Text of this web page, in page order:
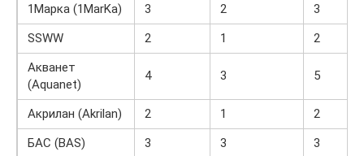
1Марка (1MarKa) 3 2
3
SSWW
2 1
2
Акванет
(Aquanet)
4 3 5
Акрилан (Akrilan) 2 1
2
БАС (BAS)
3 3
3